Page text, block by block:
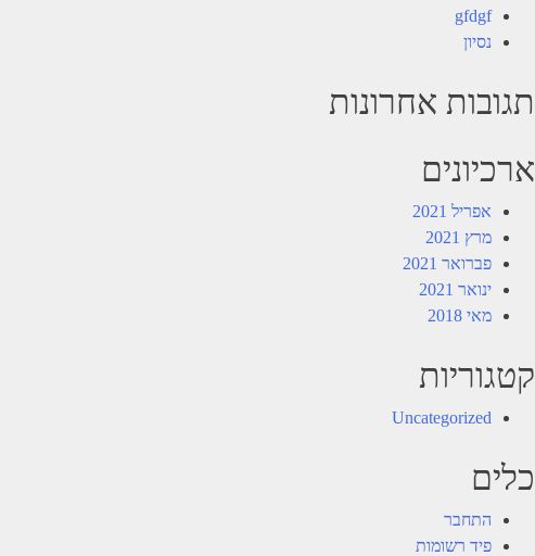
gfdgf
נסיון
תגובות אחרונות
ארכיונים
אפריל 2021
מרץ 2021
פברואר 2021
ינואר 2021
מאי 2018
קטגוריות
Uncategorized
כלים
התחבר
פיד רשומות